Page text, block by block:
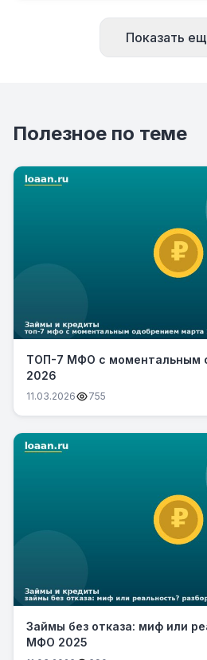
Показать
Полезное по теме
ТОП-7 МФО с моментальным
2026
11.03.2026 755
Займы без отказа: миф или
МФО 2025